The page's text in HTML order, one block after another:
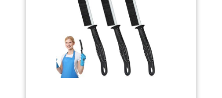
à joints. Rincer la brosse à l'eau
après utilisation. N'utiliser que
pour l'usage prévu STARWAX,
EXPERT DE L’ENTRETIEN
DEPUIS 1946 : Des produits
efficaces et agréables à utiliser,
conçus pour les
perfectionnistes. Fabriqués en
France. Emballages allégés en
plastique vierge.
Usages】 Idéale pour joints de
carrelage, salle de bain,
cuisine, toilettes, éviers,
robinets, rebords de fenêtres,
mais aussi interstices de voiture
et autres zones difficiles
d’accès. 【Résultats
Efficaces】 Poils durs éliminent
rapidement moisissures,
résidus de savon, graisse et